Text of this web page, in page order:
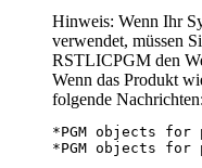
Hinweis: Wenn Ihr
verwendet, müssen
RSTLICPGM den
Wenn das Produkt
folgende Nachrichten:
*PGM objects for
*PGM objects for